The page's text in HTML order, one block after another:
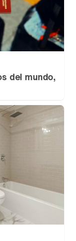
del mundo,